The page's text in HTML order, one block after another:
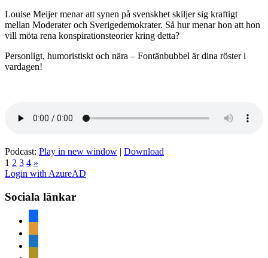
Louise Meijer menar att synen på svenskhet skiljer sig kraftigt
mellan Moderater och Sverigedemokrater. Så hur menar hon att hon
vill möta rena konspirationsteorier kring detta?
Personligt, humoristiskt och nära – Fontänbubbel är dina röster i
vardagen!
Podcast: Play in new window | Download
Sidnumrering
för
inlägg
1 2 3 4 Nästa
inlägg
»
Login with AzureAD
Sociala länkar